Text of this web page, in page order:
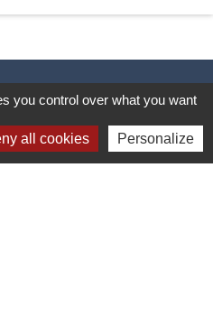
you control over what you want
all cookies Personalize